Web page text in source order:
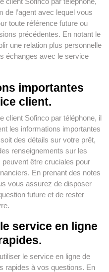
de l’agent avec lequel vous
toute référence future ou
précédentes. En notant le
une relation plus personnelle
échanges avec le service
importantes
client.
client Sofinco par téléphone, il
les informations importantes
des détails sur votre prêt,
renseignements sur les
être cruciales pour
En prenant des notes
vous assurez de disposer
future et de rester
service en ligne
le service en ligne de
rapides à vos questions. En